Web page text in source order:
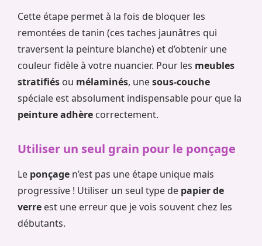
Cette étape permet à la fois de bloquer les
remontées de tanin (ces taches jaunâtres qui
traversent la peinture blanche) et d’obtenir une
couleur fidèle à votre nuancier. Pour les meubles
stratifiés ou mélaminés, unesous-couche
spéciale est absolument indispensable pour que la
peinture adhère correctement.
Utiliser un seul grain pour le ponçage
Le ponçage n’est pas une étape unique mais
progressive ! Utiliser un seul type de papier de
verre est une erreur que je vois souvent chez les
débutants.